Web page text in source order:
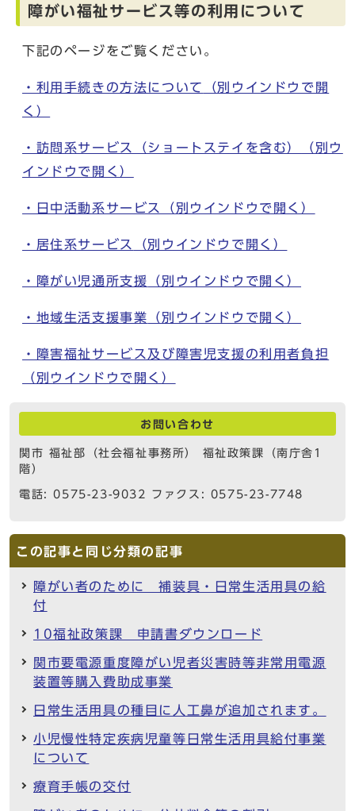
障がい福祉サービス等の利用について
下記のページをご覧ください。
・利用手続きの方法について
（別ウインドウで開
く）
・訪問系サービス（ショートステイを含む）
（別ウ
インドウで開く）
・日中活動系サービス （別ウインドウで開く）
・居住系サービス （別ウインドウで開く）
・障がい児通所支援 （別ウインドウで開く）
・地域生活支援事業 （別ウインドウで開く）
・障害福祉サービス及び障害児支援の利用者負担
（別ウインドウで開く）
お問い合わせ
関市 福祉部（社会福祉事務所） 福祉政策課（南庁舎1
階）
電話: 0575-23-9032 ファクス: 0575-23-7748
この記事と同じ分類の記事
障がい者のために 補装具・日常生活用具の給
付
10福祉政策課 申請書ダウンロード
関市要電源重度障がい児者災害時等非常用電源
装置等購入費助成事業
日常生活用具の種目に人工鼻が追加されます。
小児慢性特定疾病児童等日常生活用具給付事業
について
療育手帳の交付